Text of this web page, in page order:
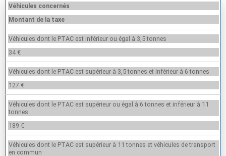
Véhicules concernés
Montant de la taxe
Véhicules dont le PTAC est inférieur ou égal à 3,5 tonnes
34 €
Véhicules dont le PTAC est supérieur à 3,5 tonnes et inférieur à 6 tonnes
127 €
Véhicules dont le PTAC est supérieur ou égal à 6 tonnes et inférieur à 11
tonnes
189 €
Véhicules dont le PTAC est supérieur à 11 tonnes et véhicules de transport
en commun